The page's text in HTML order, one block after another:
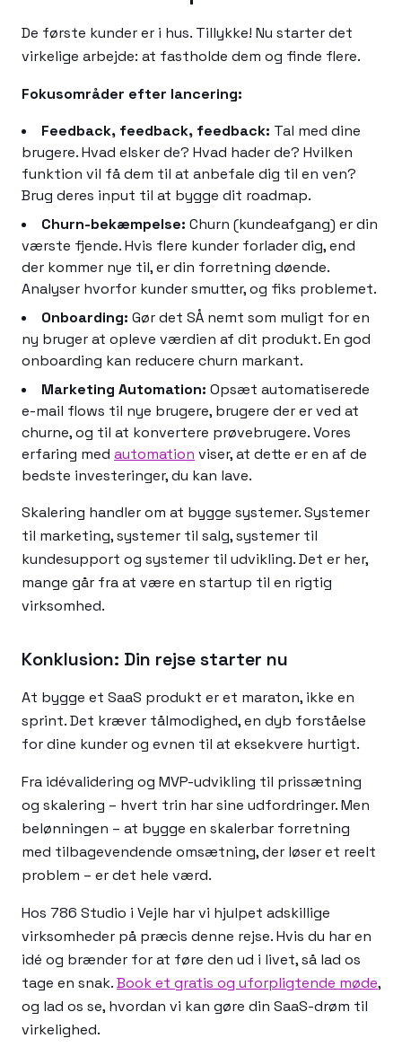
De første kunder er i hus. Tillykke! Nu starter det
virkelige arbejde: at fastholde dem og finde flere.
Fokusområder efter lancering:
Feedback, feedback, feedback: Tal med dine
brugere. Hvad elsker de? Hvad hader de? Hvilken
funktion vil få dem til at anbefale dig til en ven?
Brug deres input til at bygge dit roadmap.
Churn-bekæmpelse: Churn (kundeafgang) er din
værste fjende. Hvis flere kunder forlader dig, end
der kommer nye til, er din forretning døende.
Analyser hvorfor kunder smutter, og fiks problemet.
Onboarding: Gør det SÅ nemt som muligt for en
ny bruger at opleve værdien af dit produkt. En god
onboarding kan reducere churn markant.
Marketing Automation: Opsæt automatiserede
e-mail flows til nye brugere, brugere der er ved at
churne, og til at konvertere prøvebrugere. Vores
erfaring med automation viser, at dette er en af de
bedste investeringer, du kan lave.
Skalering handler om at bygge systemer. Systemer
til marketing, systemer til salg, systemer til
kundesupport og systemer til udvikling. Det er her,
mange går fra at være en startup til en rigtig
virksomhed.
Konklusion: Din rejse starter nu
At bygge et SaaS produkt er et maraton, ikke en
sprint. Det kræver tålmodighed, en dyb forståelse
for dine kunder og evnen til at eksekvere hurtigt.
Fra idévalidering og MVP-udvikling til prissætning
og skalering – hvert trin har sine udfordringer. Men
belønningen – at bygge en skalerbar forretning
med tilbagevendende omsætning, der løser et reelt
problem – er det hele værd.
Hos 786 Studio i Vejle har vi hjulpet adskillige
virksomheder på præcis denne rejse. Hvis du har en
idé og brænder for at føre den ud i livet, så lad os
tage en snak.Book et gratis og uforpligtende møde,
og lad os se, hvordan vi kan gøre din SaaS-drøm til
virkelighed.